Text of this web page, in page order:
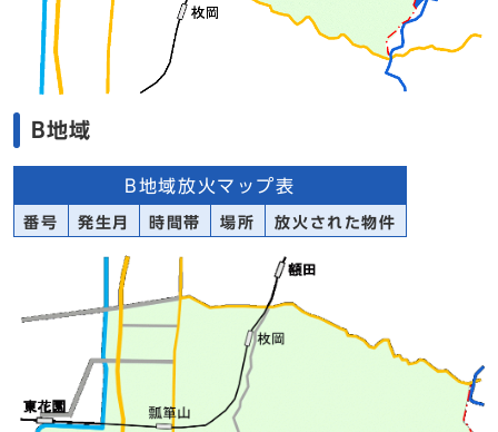
B地域
B地域放火マップ表
番号 発生月 時間帯 場所 放火された物件